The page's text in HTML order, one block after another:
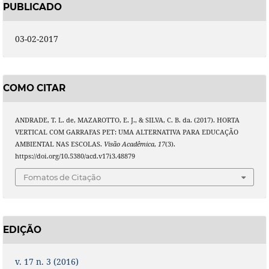
PUBLICADO
03-02-2017
COMO CITAR
ANDRADE, T. L. de, MAZAROTTO, E. J., & SILVA, C. B. da. (2017). HORTA
VERTICAL COM GARRAFAS PET: UMA ALTERNATIVA PARA EDUCAÇÃO
AMBIENTAL NAS ESCOLAS. Visão Acadêmica, 17(3).
https://doi.org/10.5380/acd.v17i3.48879
Fomatos de Citação
EDIÇÃO
v. 17 n. 3 (2016)